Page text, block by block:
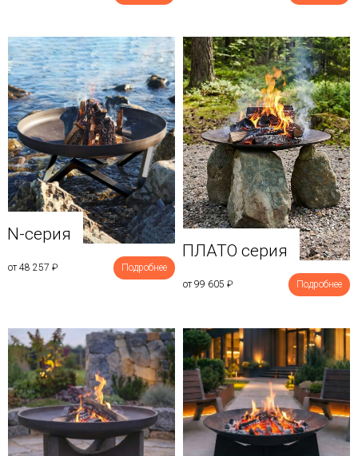
N-серия
от 48 257 ₽ Подробнее
ПЛАТО серия
от 99 605 ₽ Подробнее